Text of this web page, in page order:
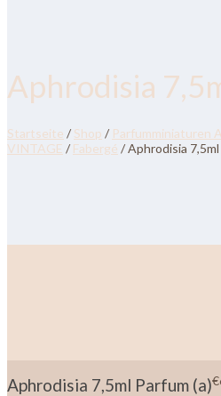
Aphrodisia
Startseite / Shop / Parfumminiaturen
VINTAGE / Fabergé / Aphrodisia 7,5ml
Aphrodisia 7,5ml Parfum (a)€